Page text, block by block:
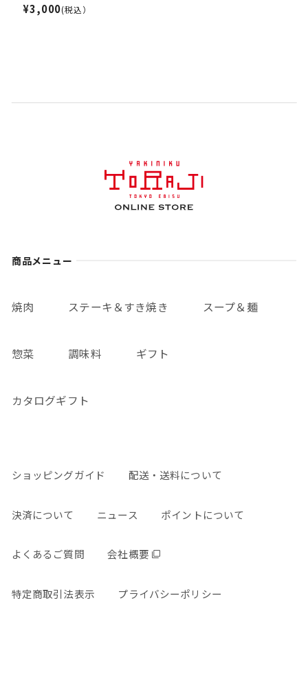
¥3,000(税込）
商品メニュー
焼肉 ステーキ＆すき焼き スープ＆麺
惣菜 調味料 ギフト
カタログギフト
ショッピングガイド 配送・送料について
決済について ニュース ポイントについて
よくあるご質問 会社概要
特定商取引法表示 プライバシーポリシー